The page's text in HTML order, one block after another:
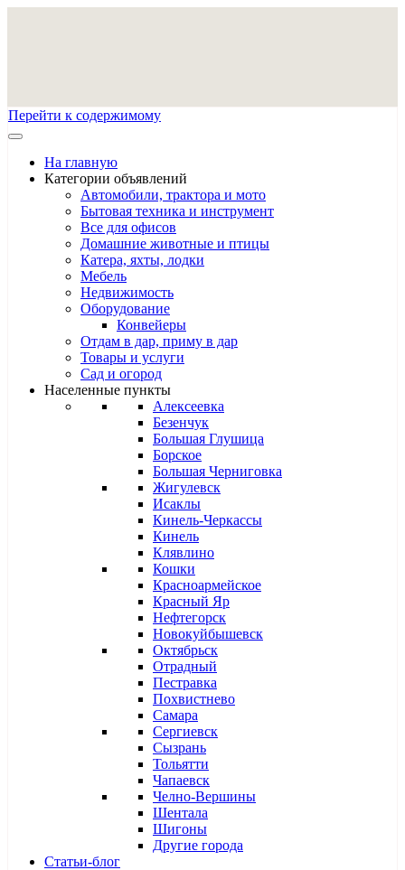
Перейти к содержимому
На главную
Категории объявлений
Автомобили, трактора и мото
Бытовая техника и инструмент
Все для офисов
Домашние животные и птицы
Катера, яхты, лодки
Мебель
Недвижимость
Оборудование
Конвейеры
Отдам в дар, приму в дар
Товары и услуги
Сад и огород
Населенные пункты
Алексеевка
Безенчук
Большая Глушица
Борское
Большая Черниговка
Жигулевск
Исаклы
Кинель-Черкассы
Кинель
Клявлино
Кошки
Красноармейское
Красный Яр
Нефтегорск
Новокуйбышевск
Октябрьск
Отрадный
Пестравка
Похвистнево
Самара
Сергиевск
Сызрань
Тольятти
Чапаевск
Челно-Вершины
Шентала
Шигоны
Другие города
Статьи-блог